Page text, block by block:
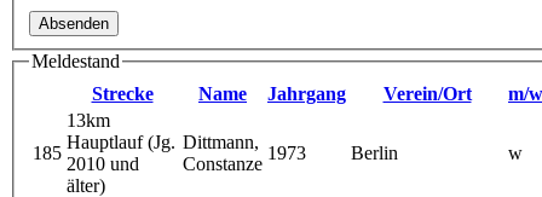
Meldestand
Strecke
Name Jahrgang Verein/Ort m/w
185
13km
Hauptlauf (Jg.
2010 und
älter)
Dittmann,
Constanze
1973 Berlin w